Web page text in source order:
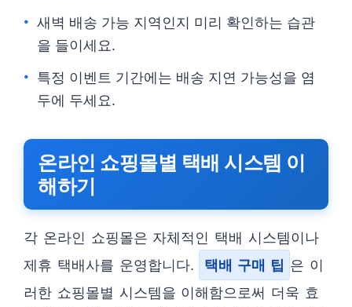
새벽 배송 가능 지역인지 미리 확인하는 습관
을 들이세요.
특정 이벤트 기간에는 배송 지연 가능성을 염
두에 두세요.
온라인 쇼핑몰별 택배 시스템 이
해하기
각 온라인 쇼핑몰은 자체적인 택배 시스템이나
제휴 택배사를 운영합니다.
택배 구매 팁 은 이
러한 쇼핑몰별 시스템을 이해함으로써 더욱 효